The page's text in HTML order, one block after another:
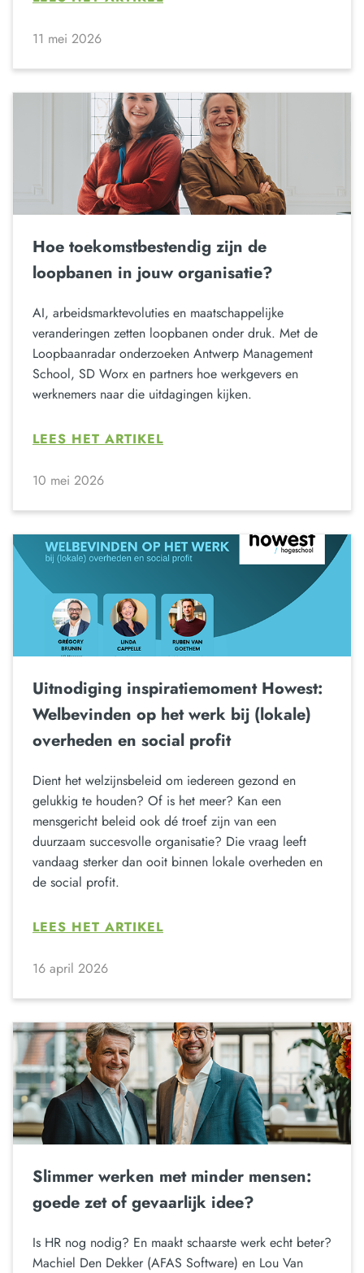
11 mei 2026
Hoe toekomstbestendig zijn de
loopbanen in jouw organisatie?
AI, arbeidsmarktevoluties en maatschappelijke
veranderingen zetten loopbanen onder druk. Met de
Loopbaanradar onderzoeken Antwerp Management
School, SD Worx en partners hoe werkgevers en
werknemers naar die uitdagingen kijken.
LEES HET ARTIKEL
10 mei 2026
Uitnodiging inspiratiemoment Howest:
Welbevinden op het werk bij (lokale)
overheden en social profit
Dient het welzijnsbeleid om iedereen gezond en
gelukkig te houden? Of is het meer? Kan een
mensgericht beleid ook dé troef zijn van een
duurzaam succesvolle organisatie? Die vraag leeft
vandaag sterker dan ooit binnen lokale overheden en
de social profit.
LEES HET ARTIKEL
16 april 2026
Slimmer werken met minder mensen:
goede zet of gevaarlijk idee?
Is HR nog nodig? En maakt schaarste werk echt beter?
Machiel Den Dekker (AFAS Software) en Lou Van